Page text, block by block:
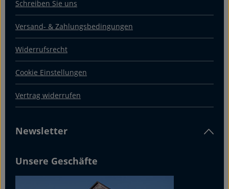
Schreiben Sie uns
Versand- & Zahlungsbedingungen
Widerrufsrecht
Cookie Einstellungen
Vertrag widerrufen
Newsletter
Unsere Geschäfte